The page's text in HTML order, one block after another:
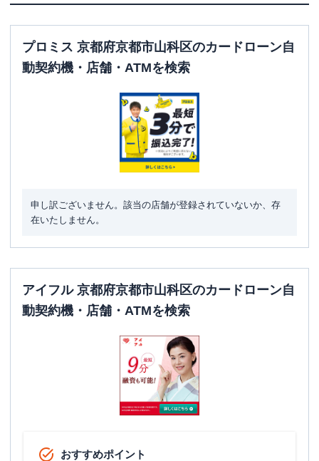
ATM営業時間
平日：-
土曜：-
日祝： -
✕
京都府京都市山科区大塚北溝町２５－１
プロミス 京都府京都市山科区のカードローン自
動契約機・店舗・ATMを検索
申し訳ございません。該当の店舗が登録されていないか、存
在いたしません。
アイフル 京都府京都市山科区のカードローン自
動契約機・店舗・ATMを検索
おすすめポイント